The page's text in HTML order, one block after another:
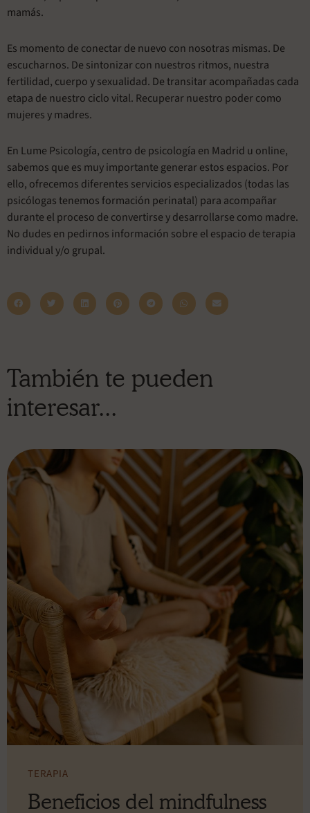
mamás.
Es momento de conectar de nuevo con nosotras mismas. De
escucharnos. De sintonizar con nuestros ritmos, nuestra
fertilidad, cuerpo y sexualidad. De transitar acompañadas cada
etapa de nuestro ciclo vital. Recuperar nuestro poder como
mujeres y madres.
En Lume Psicología, centro de psicología en Madrid u online,
sabemos que es muy importante generar estos espacios. Por
ello, ofrecemos diferentes servicios especializados (todas las
psicólogas tenemos formación perinatal) para acompañar
durante el proceso de convertirse y desarrollarse como madre.
No dudes en pedirnos información sobre el espacio de terapia
individual y/o grupal.
También te pueden
interesar...
TERAPIA
Beneficios del mindfulness